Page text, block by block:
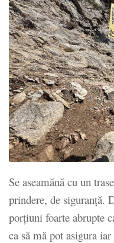
Se aseamănă cu un
prindere, de siguranță.
porțiuni foarte abrupte
ca să mă pot asigura